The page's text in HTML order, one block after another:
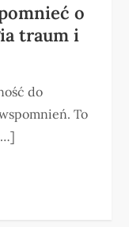
o
traum i
do
To